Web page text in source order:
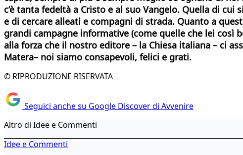
c’è tanta fedeltà a Cristo e al suo Vangelo. Quella di
e di cercare alleati e compagni di strada. Quanto a
grandi campagne informative (come quelle che lei così
alla forza che il nostro editore – la Chiesa italiana – ci
Matera– noi siamo consapevoli, felici e grati.
© RIPRODUZIONE RISERVATA
Seguici anche su Google Discover di Avvenire
Altro di Idee e Commenti
Idee e Commenti